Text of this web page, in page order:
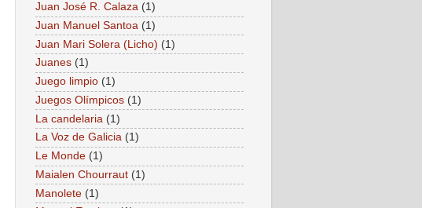
Juan José R. Calaza (1)
Juan Manuel Santoa (1)
Juan Mari Solera (Licho) (1)
Juanes (1)
Juego limpio (1)
Juegos Olímpicos (1)
La candelaria (1)
La Voz de Galicia (1)
Le Monde (1)
Maialen Chourraut (1)
Manolete (1)